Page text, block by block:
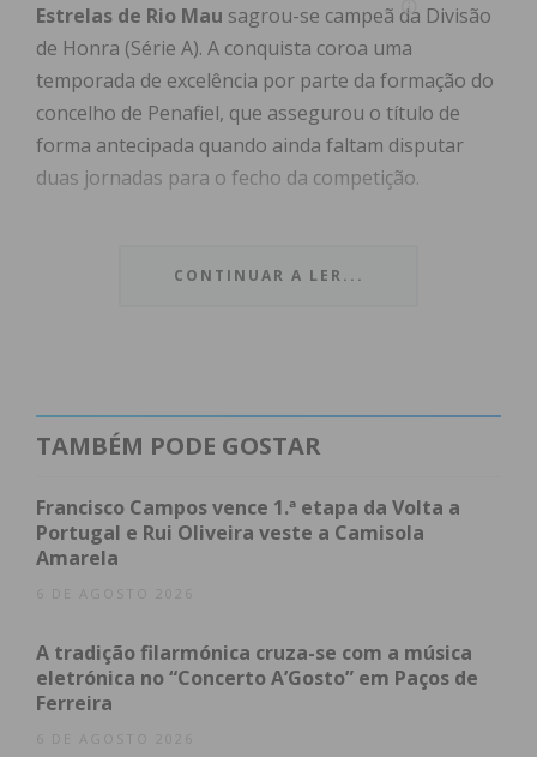
Estrelas de Rio Mau sagrou-se campeã da Divisão
de Honra (Série A). A conquista coroa uma
temporada de excelência por parte da formação do
concelho de Penafiel, que assegurou o título de
forma antecipada quando ainda faltam disputar
duas jornadas para o fecho da competição.
vantagem de seis pontossobre o segundo
direto.
Índice
Uma campanha marcada pelo equilíbrio e solidez
Uma campanha marcada
pelo equilíbrio e solidez
CONTINUAR A LER...
TAMBÉM PODE GOSTAR
Francisco Campos vence 1.ª etapa da Volta a
Portugal e Rui Oliveira veste a Camisola
Amarela
6 DE AGOSTO 2026
A tradição filarmónica cruza-se com a música
eletrónica no “Concerto A’Gosto” em Paços de
Ferreira
6 DE AGOSTO 2026